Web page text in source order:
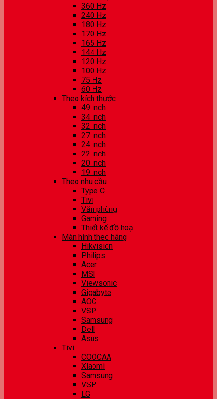
360 Hz
240 Hz
180 Hz
170 Hz
165 Hz
144 Hz
120 Hz
100 Hz
75 Hz
60 Hz
Theo kích thước
49 inch
34 inch
32 inch
27 inch
24 inch
22 inch
20 inch
19 inch
Theo nhu cầu
Type C
Tivi
Văn phòng
Gaming
Thiết kế đồ hoạ
Màn hình theo hãng
Hikvision
Philips
Acer
MSI
Viewsonic
Gigabyte
AOC
VSP
Samsung
Dell
Asus
Tivi
COOCAA
Xiaomi
Samsung
VSP
LG